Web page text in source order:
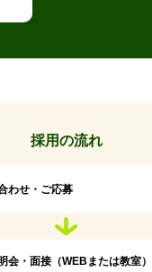
採用の流れ
わせ・ご応募
会・面接（WEBまたは教室）